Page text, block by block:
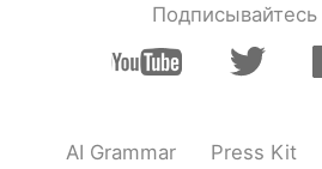
でも、今はお腹が痛く
できると 全然分から
今はお腹が痛くて、
熟
でも、今夜は雨が強く
Подписывайтесь
AI Grammar Press Kit